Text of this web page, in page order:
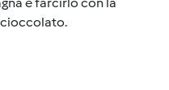
cioccolato.